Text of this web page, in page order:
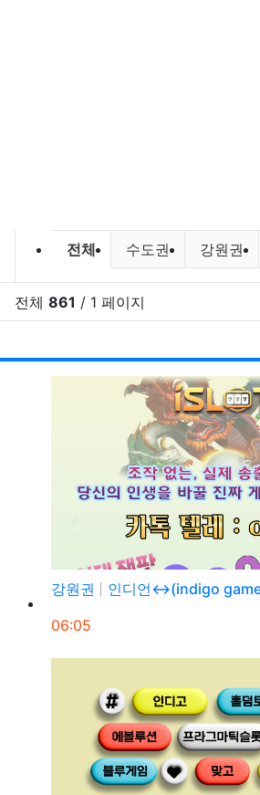
바다낚시,원투낚시,배
전체 수도권 강원권
전체 861 / 1 페이지
강원권
인디언↔(indigo
등록일
06:05